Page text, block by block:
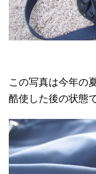
この写真は今年の
酷使した後の状態